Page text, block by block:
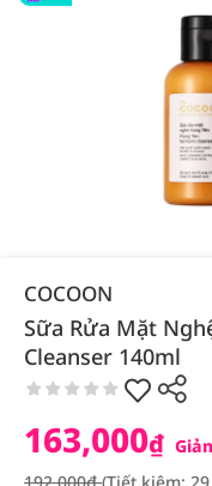
COCOON
Sữa Rửa Mặt
Cleanser 140ml
163,000₫